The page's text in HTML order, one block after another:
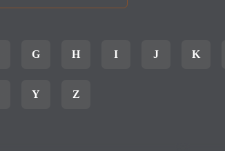
G H I J K
Y Z